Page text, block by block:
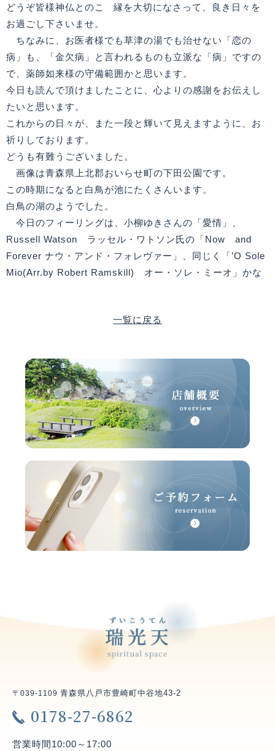
どうぞ皆様神仏とのこ゚縁を大切になさって、良き日々を
お過ごし下さいませ。
ちなみに、お医者様でも草津の湯でも治せない「恋の
病」も、「金欠病」と言われるものも立派な「病」ですの
で、薬師如来様の守備範囲かと思います。
今日も読んで頂けましたことに、心よりの感謝をお伝えし
たいと思います。
これからの日々が、また一段と輝いて見えますように、お
祈りしております。
どうも有難うございました。
画像は青森県上北郡おいらせ町の下田公園です。
この時期になると白鳥が池にたくさんいます。
白鳥の湖のようでした。
今日のフィーリングは、小柳ゆきさんの「愛情」、
Russell Watson ラッセル・ワトソン氏の「Now and
Forever ナウ・アンド・フォレヴァー」、同じく「’O Sole
Mio(Arr.by Robert Ramskill) オー・ソレ・ミーオ」かな
一覧に戻る
〒039-1109 青森県八戸市豊崎町中谷地43-2
0178-27-6862
営業時間10:00～17:00